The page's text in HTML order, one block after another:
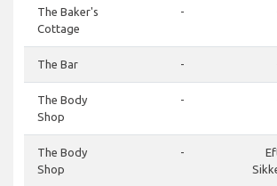
The Baker's
Cottage
-
The Bar -
The Body
Shop
-
The Body
Shop
-